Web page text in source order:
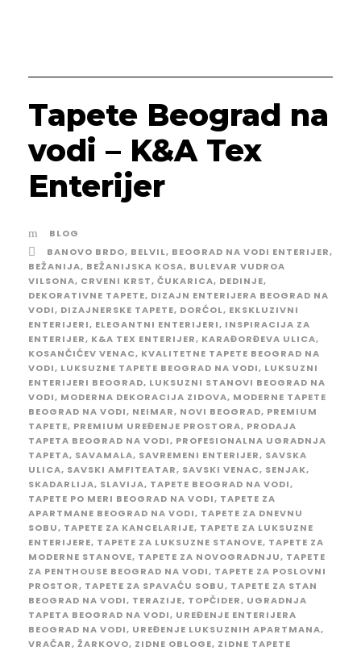
Tapete Beograd na
vodi – K&A Tex
Enterijer
BLOG
BANOVO BRDO, BELVIL, BEOGRAD NA VODI ENTERIJER,
BEŽANIJA, BEŽANIJSKA KOSA, BULEVAR VUDROA
VILSONA, CRVENI KRST, ČUKARICA, DEDINJE,
DEKORATIVNE TAPETE, DIZAJN ENTERIJERA BEOGRAD NA
VODI, DIZAJNERSKE TAPETE, DORĆOL, EKSKLUZIVNI
ENTERIJERI, ELEGANTNI ENTERIJERI, INSPIRACIJA ZA
ENTERIJER, K&A TEX ENTERIJER, KARAĐORĐEVA ULICA,
KOSANČIĆEV VENAC, KVALITETNE TAPETE BEOGRAD NA
VODI, LUKSUZNE TAPETE BEOGRAD NA VODI, LUKSUZNI
ENTERIJERI BEOGRAD, LUKSUZNI STANOVI BEOGRAD NA
VODI, MODERNA DEKORACIJA ZIDOVA, MODERNE TAPETE
BEOGRAD NA VODI, NEIMAR, NOVI BEOGRAD, PREMIUM
TAPETE, PREMIUM UREĐENJE PROSTORA, PRODAJA
TAPETA BEOGRAD NA VODI, PROFESIONALNA UGRADNJA
TAPETA, SAVAMALA, SAVREMENI ENTERIJER, SAVSKA
ULICA, SAVSKI AMFITEATAR, SAVSKI VENAC, SENJAK,
SKADARLIJA, SLAVIJA, TAPETE BEOGRAD NA VODI,
TAPETE PO MERI BEOGRAD NA VODI, TAPETE ZA
APARTMANE BEOGRAD NA VODI, TAPETE ZA DNEVNU
SOBU, TAPETE ZA KANCELARIJE, TAPETE ZA LUKSUZNE
ENTERIJERE, TAPETE ZA LUKSUZNE STANOVE, TAPETE ZA
MODERNE STANOVE, TAPETE ZA NOVOGRADNJU, TAPETE
ZA PENTHOUSE BEOGRAD NA VODI, TAPETE ZA POSLOVNI
PROSTOR, TAPETE ZA SPAVAĆU SOBU, TAPETE ZA STAN
BEOGRAD NA VODI, TERAZIJE, TOPČIDER, UGRADNJA
TAPETA BEOGRAD NA VODI, UREĐENJE ENTERIJERA
BEOGRAD NA VODI, UREĐENJE LUKSUZNIH APARTMANA,
VRAČAR, ŽARKOVO, ZIDNE OBLOGE, ZIDNE TAPETE